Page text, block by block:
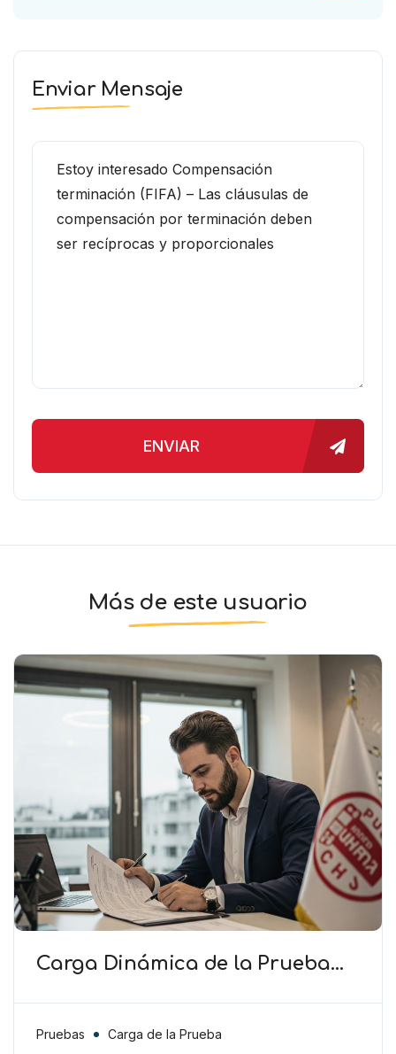
Enviar Mensaje
ENVIAR
Más de este usuario
Carga Dinámica de la Prueba
la presentación de pruebas más
allá de la carga procesal
Pruebas Carga de la Prueba